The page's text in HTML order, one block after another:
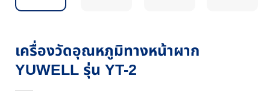
เครื่องวัดอุณหภูมิทางหน้าผาก
YUWELL รุ่น YT-2